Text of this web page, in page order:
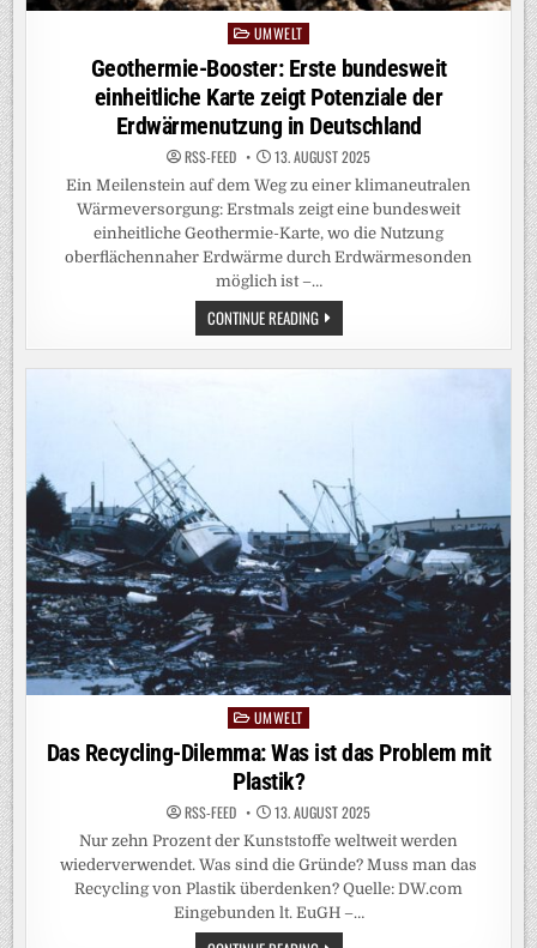
PostedUMWELT
Geothermie-Booster: Erste bundesweit
einheitliche Karte zeigt Potenziale der
Erdwärmenutzung in Deutschland
RSS-FEED 13. AUGUST 2025
Ein Meilenstein auf dem Weg zu einer klimaneutralen
Wärmeversorgung: Erstmals zeigt eine bundesweit
einheitliche Geothermie-Karte, wo die Nutzung
oberflächennaher Erdwärme durch Erdwärmesonden
möglich ist –…
CONTINUE READINGGEOTHERMIE-
BOOSTER:
ERSTE
BUNDESWEIT
DEUTSCHLAND
PostedUMWELT
Das Recycling-Dilemma: Was ist das Problem mit
Plastik?
RSS-FEED 13. AUGUST 2025
Nur zehn Prozent der Kunststoffe weltweit werden
wiederverwendet. Was sind die Gründe? Muss man das
Recycling von Plastik überdenken? Quelle: DW.com
Eingebunden lt. EuGH –…